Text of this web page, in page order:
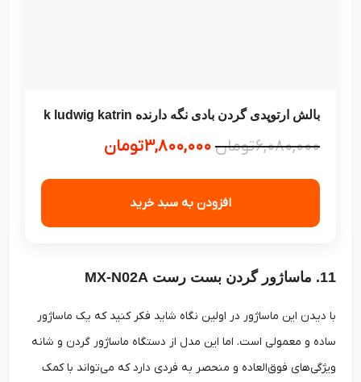
بالش ارتوپدی گردن بادی نگه دارنده k ludwig katrin
۶,۰۸۰,۰۰۰تومان۳,۸۰۰,۰۰۰تومان
افزودن به سبد خرید
با دیدن این ماساژور در اولین نگاه شاید فکر کنید که یک ماساژور
ساده و معمولی است. اما این مدل از دستگاه ماساژور گردن و شانه
ویژگی‌های فوق‌العاده و منحصر به فردی دارد که می‌تواند با کمک